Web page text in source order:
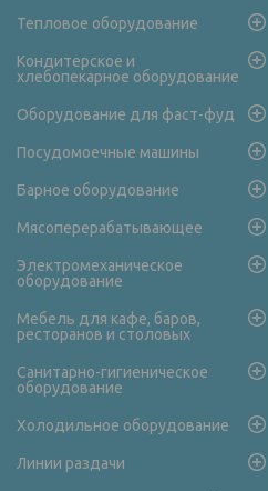
Тепловое оборудование
Кондитерское и
хлебопекарное оборудование
Оборудование для фаст-фуд
Посудомоечные машины
Барное оборудование
Мясоперерабатывающее
Электромеханическое
оборудование
Мебель для кафе, баров,
ресторанов и столовых
Санитарно-гигиеническое
оборудование
Холодильное оборудование
Линии раздачи